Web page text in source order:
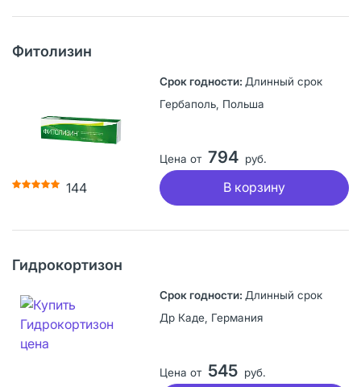
Фитолизин
144
Длинный срок
Гербаполь, Польша
Цена от 794 руб.
В корзину
Гидрокортизон
Длинный срок
Др Каде, Германия
Цена от 545 руб.